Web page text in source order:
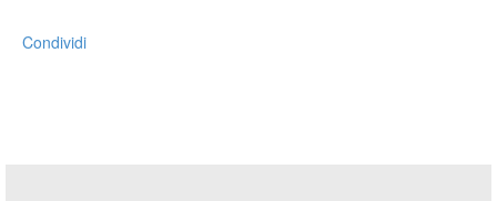
Condividi